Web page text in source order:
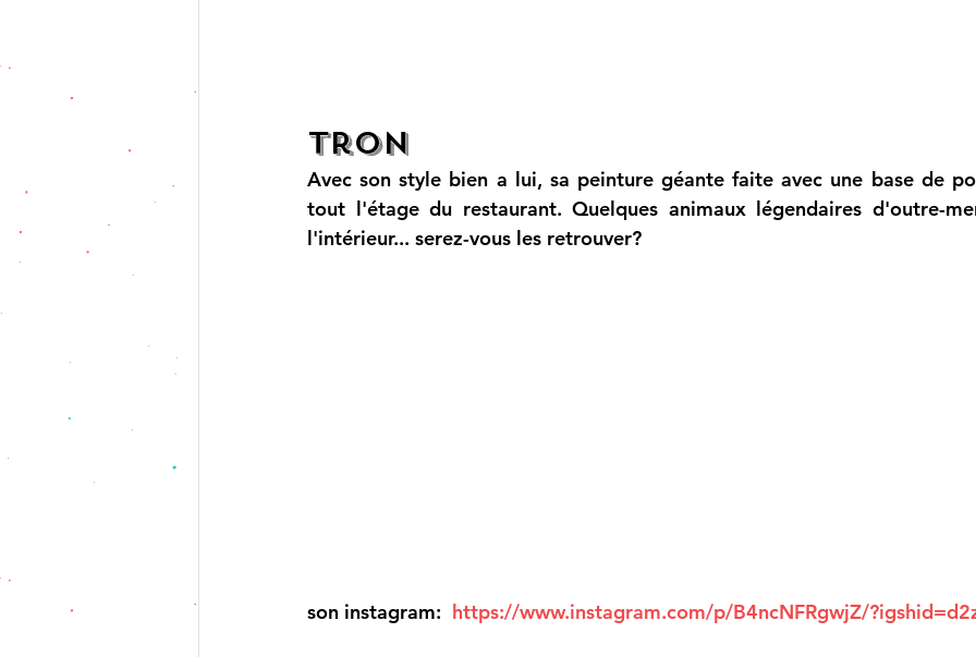
Tron
Avec son style bien a lui, sa peinture géante faite avec une base de
tout l'étage du restaurant. Quelques animaux légendaires d'outre-
l'intérieur... serez-vous les retrouver?
son instagram: https://www.instagram.com/p/B4ncNFRgwjZ/